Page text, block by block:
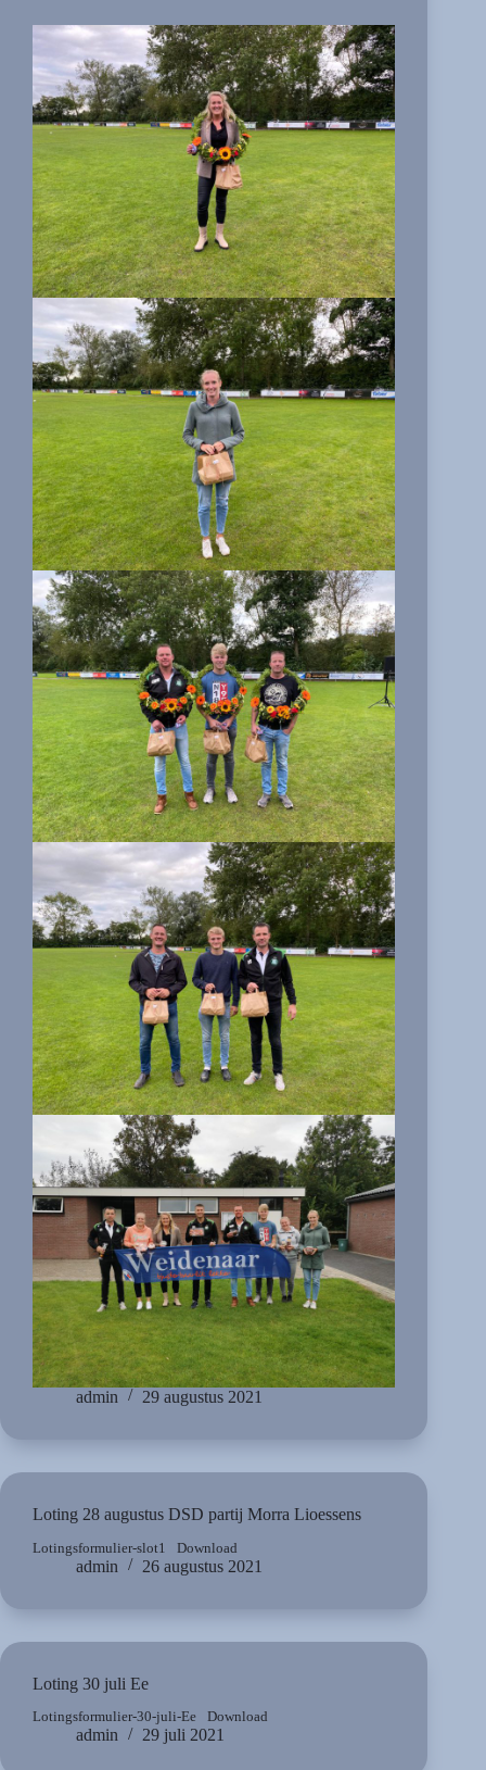
admin 29 augustus 2021
Loting 28 augustus DSD partij Morra Lioessens
Lotingsformulier-slot1 Download
admin 26 augustus 2021
Loting 30 juli Ee
Lotingsformulier-30-juli-Ee Download
admin 29 juli 2021